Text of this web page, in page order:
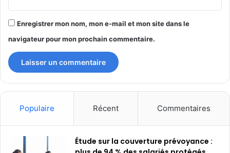
Enregistrer mon nom, mon e-mail et mon site dans le
navigateur pour mon prochain commentaire.
Populaire Récent Commentaires
Étude sur la couverture prévoyance :